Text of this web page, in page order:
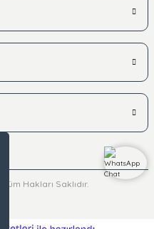
Hakları Saklıdır.